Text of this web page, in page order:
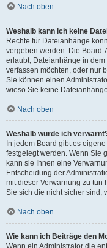
Nach oben
Weshalb kann ich keine
Rechte für Dateianhänge
vergeben werden. Die
erlaubt, Dateianhänge in
verfassen möchten, oder nur
Sie können einen
wieso Sie keine
Nach oben
Weshalb wurde ich
In jedem Board gibt es
festgelegt werden. Wenn Sie
kann sie Ihnen eine
Entscheidung der
mit dieser Verwarnung zu tun
Sie sich die nicht sicher sind,
Nach oben
Wie kann ich Beiträge den
Wenn ein Administrator die